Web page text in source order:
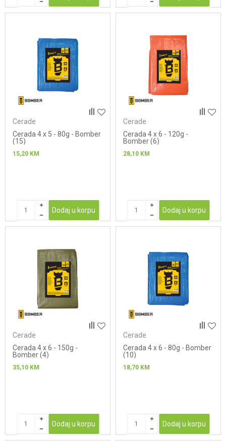
Cerade
Cerada 4 x 5 - 80g - Bomber
(15)
15,20 KM
Dodaj u korpu
Cerade
Cerada 4 x 6 - 120g -
Bomber (6)
28,10 KM
Dodaj u korpu
Cerade
Cerada 4 x 6 - 150g -
Bomber (4)
35,10 KM
Dodaj u korpu
Cerade
Cerada 4 x 6 - 80g - Bomber
(10)
18,70 KM
Dodaj u korpu